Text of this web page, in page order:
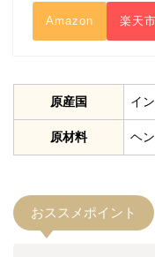
Amazon 楽天
原産国 イ
原材料 ヘ
おススメポイント